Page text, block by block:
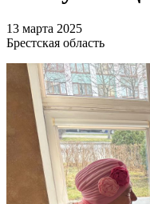
13 марта 2025
Брестская область